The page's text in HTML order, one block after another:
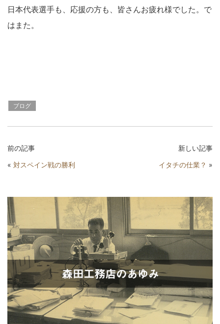
日本代表選手も、応援の方も、皆さんお疲れ様でした。で
はまた。
ブログ
前の記事
« 対スペイン戦の勝利
新しい記事
イタチの仕業？ »